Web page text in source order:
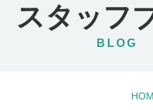
り4点パック
スタッフ
BLOG